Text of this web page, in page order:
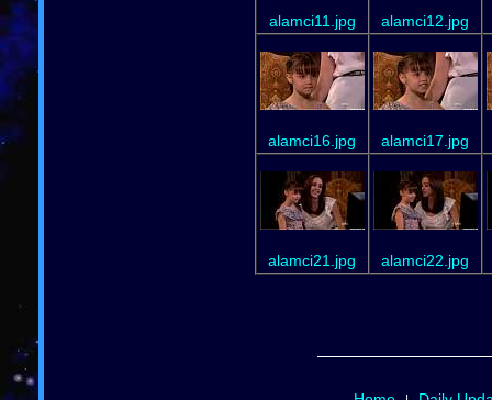
alamci11.jpg alamci12.jpg
alamci16.jpg alamci17.jpg
alamci21.jpg alamci22.jpg